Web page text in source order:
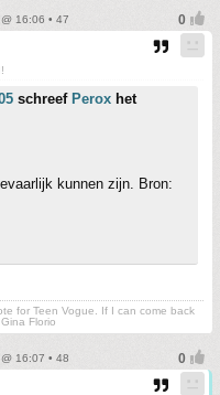
16:06 • 47
schreef Perox het
kunnen zijn. Bron:
for Teen Vogue. If I can come back
Florio
16:07 • 48